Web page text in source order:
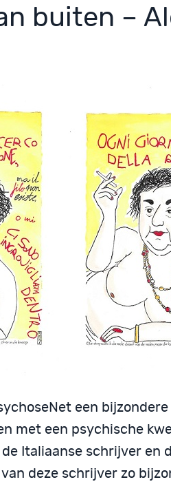
buiten –
een
met een psychische
Italiaanse schrijver en
deze schrijver zo